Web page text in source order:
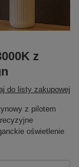
z
do listy zakupowej
z pilotem
oświetlenie